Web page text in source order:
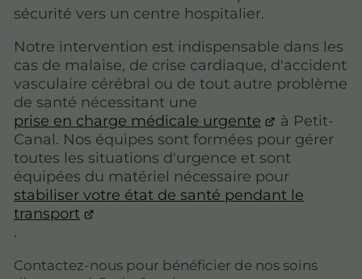
sécurité vers un centre hospitalier.
Notre intervention est indispensable dans les
cas de malaise, de crise cardiaque, d'accident
vasculaire cérébral ou de tout autre problème
de santé nécessitant une
prise en charge médicale urgente
à Petit-
Canal. Nos équipes sont formées pour gérer
toutes les situations d'urgence et sont
équipées du matériel nécessaire pour
stabiliser votre état de santé pendant le
transport
.
Contactez-nous pour bénéficier de nos soins